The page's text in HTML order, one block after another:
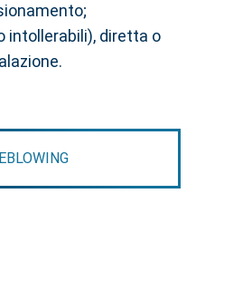
intollerabili), diretta o